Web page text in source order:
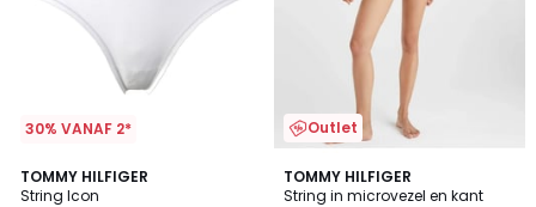
30% VANAF 2*
TOMMY HILFIGER
String Icon
Outlet
TOMMY HILFIGER
String in microvezel en kant